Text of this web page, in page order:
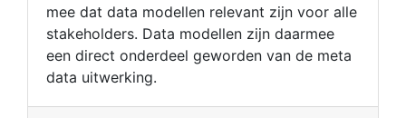
mee dat data modellen relevant zijn voor alle
stakeholders. Data modellen zijn daarmee
een direct onderdeel geworden van de meta
data uitwerking.